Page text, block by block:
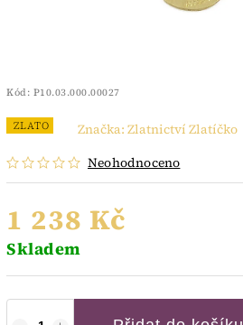
Kód: P10.03.000.00027
ZLATO
Neohodnoceno
Značka: Zlatnictví Zlatíčko
1 238 Kč
Skladem